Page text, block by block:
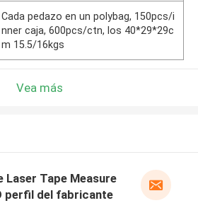
Cada pedazo en un polybag, 150pcs/i
nner caja, 600pcs/ctn, los 40*29*29c
m 15.5/16kgs
Vea más
Laser Tape Measure
perfil del fabricante